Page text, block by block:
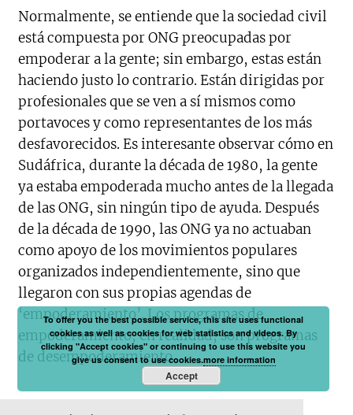
Normalmente, se entiende que la sociedad civil
está compuesta por ONG preocupadas por
empoderar a la gente; sin embargo, estas están
haciendo justo lo contrario. Están dirigidas por
profesionales que se ven a sí mismos como
portavoces y como representantes de los más
desfavorecidos. Es interesante observar cómo en
Sudáfrica, durante la década de 1980, la gente
ya estaba empoderada mucho antes de la llegada
de las ONG, sin ningún tipo de ayuda. Después
de la década de 1990, las ONG ya no actuaban
como apoyo de los movimientos populares
organizados independientemente, sino que
llegaron con sus propias agendas de
‘empoderamiento’. Los programas de
empoderamiento, en realidad, son programas
de desempoderamiento.
To offer you the best possible service, this site uses functional
cookies as well as cookies for web statistics and videos. By
clicking "Accept cookies" or continuing to use this website you
give us consent to use cookies.more information
Accept